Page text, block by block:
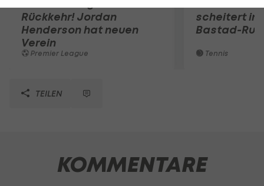
Rückkehr! Jordan
Henderson hat neuen
Verein
Premier League
scheitert in
Bastad-
Tennis
TEILEN
KOMMENTARE